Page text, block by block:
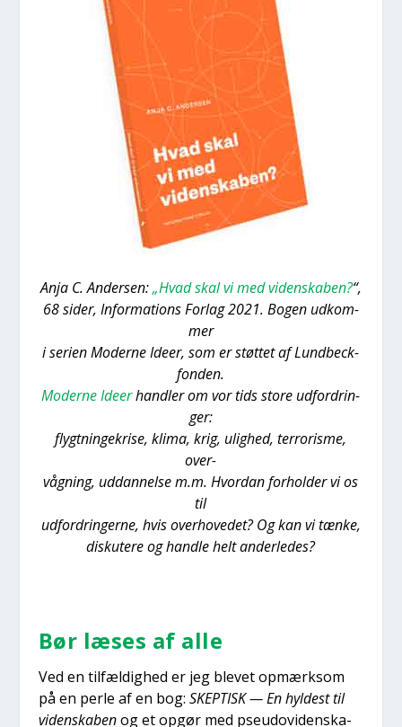
Anja C. Ander­sen:„Hvad skal vi med viden­ska­ben?“,
68 sider, Infor­ma­tions For­lag 2021. Bogen udkom­
mer
i seri­en Moder­ne Ide­er, som er støt­tet af Lund­beck­
fon­den.
Moder­ne Ide­erhand­ler om vor tids sto­re udfor­drin­
ger:
flygt­nin­ge­kri­se, kli­ma, krig, ulig­hed, ter­r­o­ris­me,
over-
våg­ning, uddan­nel­se m.m. Hvor­dan for­hol­der vi os
til
udfor­drin­ger­ne, hvis over­ho­ve­det? Og kan vi tæn­ke,
dis­ku­te­re og hand­le helt ander­le­des?
Bør læses af alle
Ved en til­fæl­dig­hed er jeg ble­vet opmærk­som
på en per­le af en bog: SKEPTISK — En hyl­dest til
viden­ska­benog et opgør med pseu­d­ovi­den­ska­